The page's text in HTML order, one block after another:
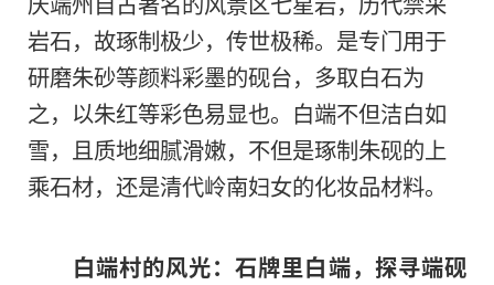
岩石，故琢制极少，传世极稀。是专门用于
研磨朱砂等颜料彩墨的砚台，多取白石为
之，以朱红等彩色易显也。白端不但洁白如
雪，且质地细腻滑嫩，不但是琢制朱砚的上
乘石材，还是清代岭南妇女的化妆品材料。
白端村的风光：石牌里白端，探寻端砚